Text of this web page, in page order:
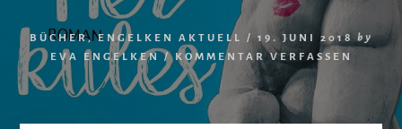
BÜCHER,ENGELKEN AKTUELL / 19. JUNI 2018
by
EVA ENGELKEN
/ KOMMENTAR VERFASSEN